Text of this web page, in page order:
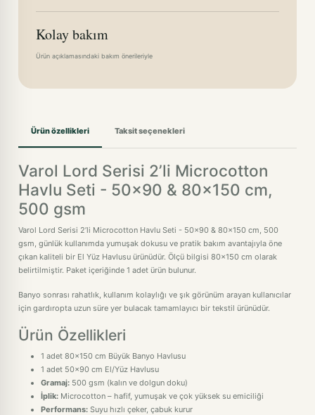
Kolay bakım
Ürün açıklamasındaki bakım önerileriyle
Ürün özellikleri Taksit seçenekleri
Varol Lord Serisi 2’li Microcotton
Havlu Seti - 50x90 & 80x150 cm,
500 gsm
Varol Lord Serisi 2’li Microcotton Havlu Seti - 50x90 & 80x150 cm, 500
gsm, günlük kullanımda yumuşak dokusu ve pratik bakım avantajıyla öne
çıkan kaliteli bir El Yüz Havlusu ürünüdür. Ölçü bilgisi 80x150 cm olarak
belirtilmiştir. Paket içeriğinde 1 adet ürün bulunur.
Banyo sonrası rahatlık, kullanım kolaylığı ve şık görünüm arayan kullanıcılar
için gardıropta uzun süre yer bulacak tamamlayıcı bir tekstil ürünüdür.
Ürün Özellikleri
1 adet 80x150 cm Büyük Banyo Havlusu
1 adet 50x90 cm El/Yüz Havlusu
Gramaj: 500 gsm (kalın ve dolgun doku)
İplik: Microcotton – hafif, yumuşak ve çok yüksek su emiciliği
Performans: Suyu hızlı çeker, çabuk kurur